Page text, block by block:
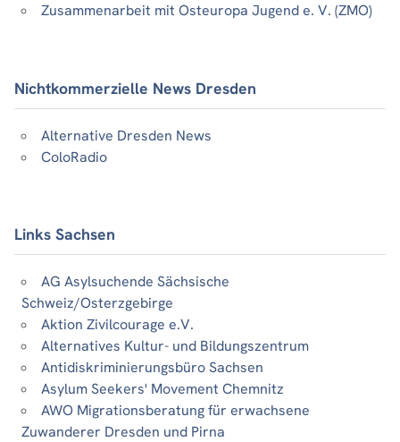
Zusammenarbeit mit Osteuropa Jugend e. V. (ZMO)
Nichtkommerzielle News Dresden
Alternative Dresden News
ColoRadio
Links Sachsen
AG Asylsuchende Sächsische
Schweiz/Osterzgebirge
Aktion Zivilcourage e.V.
Alternatives Kultur- und Bildungszentrum
Antidiskriminierungsbüro Sachsen
Asylum Seekers' Movement Chemnitz
AWO Migrationsberatung für erwachsene
Zuwanderer Dresden und Pirna